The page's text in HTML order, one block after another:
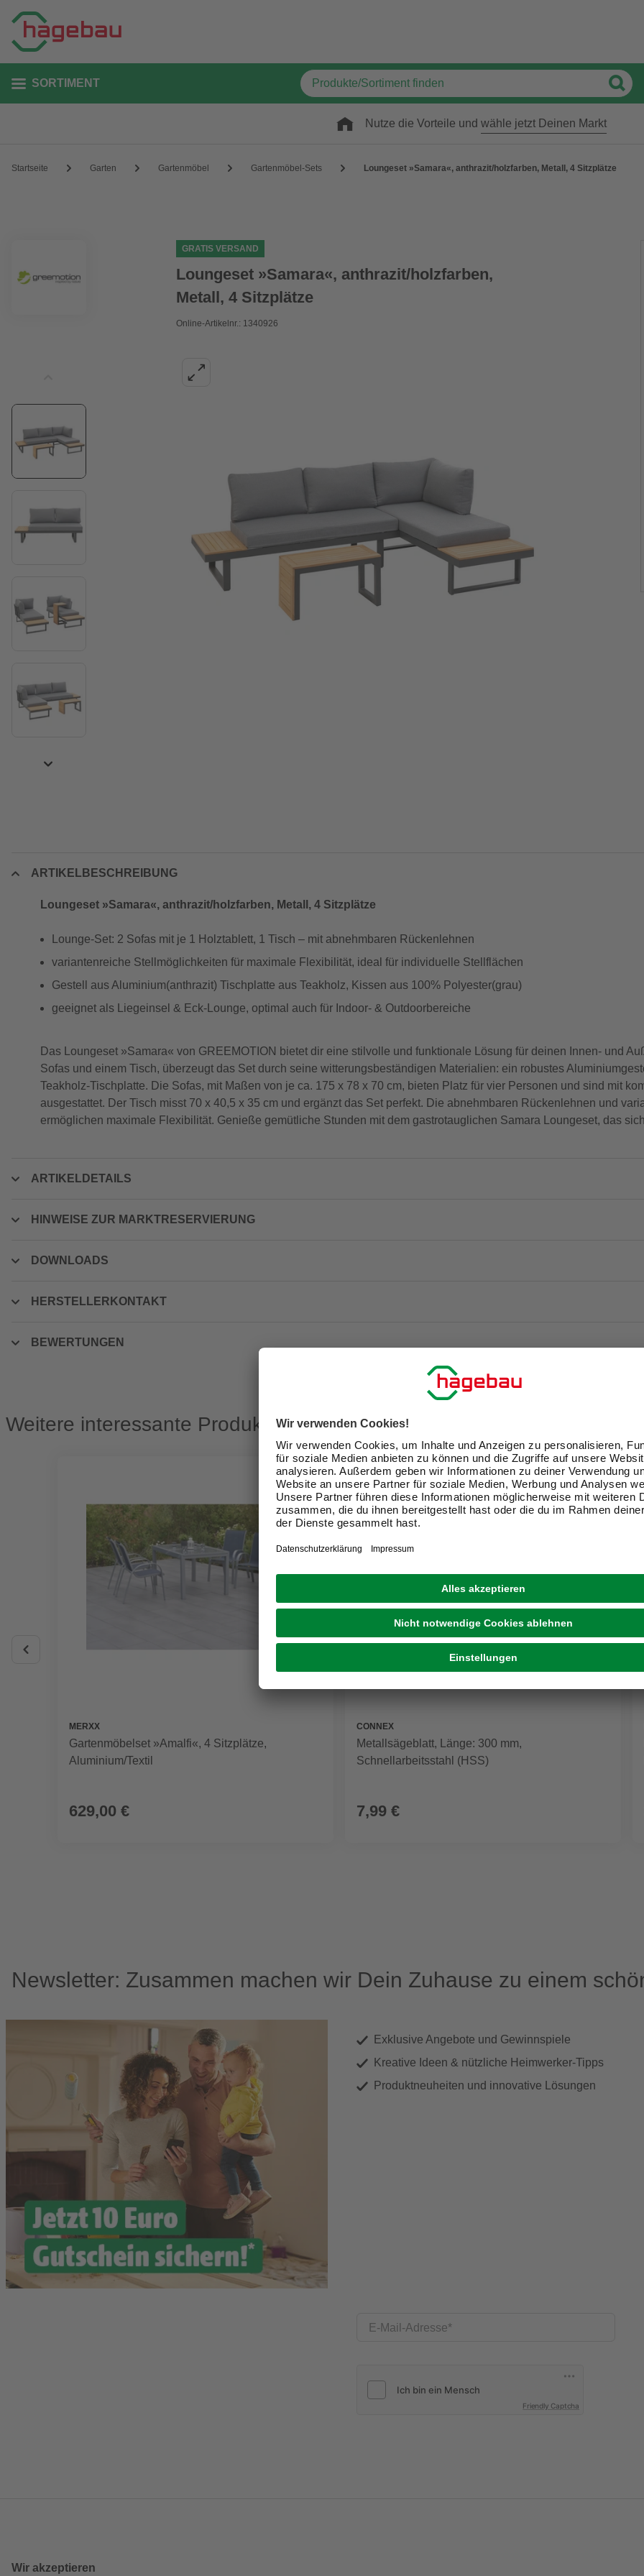
SORTIMENT
Nutze die Vorteile und wähle jetzt Deinen Markt
Startseite Garten Gartenmöbel Gartenmöbel-Sets Loungeset »Samara«, anthrazit/holzfarben, Metall, 4 Sitzplätze
GRATIS VERSAND
Loungeset »Samara«, anthrazit/holzfarben,
Metall, 4 Sitzplätze
Online-Artikelnr.: 1340926
ARTIKELBESCHREIBUNG
Loungeset »Samara«, anthrazit/holzfarben, Metall, 4 Sitzplätze
Lounge-Set: 2 Sofas mit je 1 Holztablett, 1 Tisch – mit abnehmbaren Rückenlehnen
variantenreiche Stellmöglichkeiten für maximale Flexibilität, ideal für individuelle Stellflächen
Gestell aus Aluminium(anthrazit) Tischplatte aus Teakholz, Kissen aus 100% Polyester(grau)
geeignet als Liegeinsel & Eck-Lounge, optimal auch für Indoor- & Outdoorbereiche
Das Loungeset »Samara« von GREEMOTION bietet dir eine stilvolle und funktionale Lösung für deinen Innen- und
Sofas und einem Tisch, überzeugt das Set durch seine witterungsbeständigen Materialien: ein robustes
Teakholz-Tischplatte. Die Sofas, mit Maßen von je ca. 175 x 78 x 70 cm, bieten Platz für vier Personen und sind mit
ausgestattet. Der Tisch misst 70 x 40,5 x 35 cm und ergänzt das Set perfekt. Die abnehmbaren Rückenlehnen und
ermöglichen maximale Flexibilität. Genieße gemütliche Stunden mit dem gastrotauglichen Samara Loungeset, das
ARTIKELDETAILS
HINWEISE ZUR MARKTRESERVIERUNG
DOWNLOADS
HERSTELLERKONTAKT
BEWERTUNGEN
Weitere interessante Produkte
MERXX
Gartenmöbelset »Amalfi«, 4 Sitzplätze,
Aluminium/Textil
629,00 €
CONNEX
Metallsägeblatt, Länge: 300 mm,
Schnellarbeitsstahl (HSS)
7,99 €
Newsletter: Zusammen machen wir Dein Zuhause zu einem
Exklusive Angebote und Gewinnspiele
Kreative Ideen & nützliche Heimwerker-Tipps
Produktneuheiten und innovative Lösungen
E-Mail-Adresse
Friendly Captcha
Wir akzeptieren